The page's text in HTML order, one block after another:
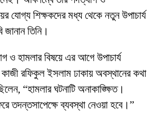
যোগ্য শিক্ষকদের মধ্য থেকে নতুন উপাচার্য
জানান তিনি।
ও হামলার বিষয়ে এর আগে উপাচার্য
রফিকুল ইসলাম ঢাকায় অবস্থানের কথা
“হামলার ঘটনাটি অনাকাঙ্ক্ষিত।
তদন্তসাপেক্ষে ব্যবস্থা নেওয়া হবে।”